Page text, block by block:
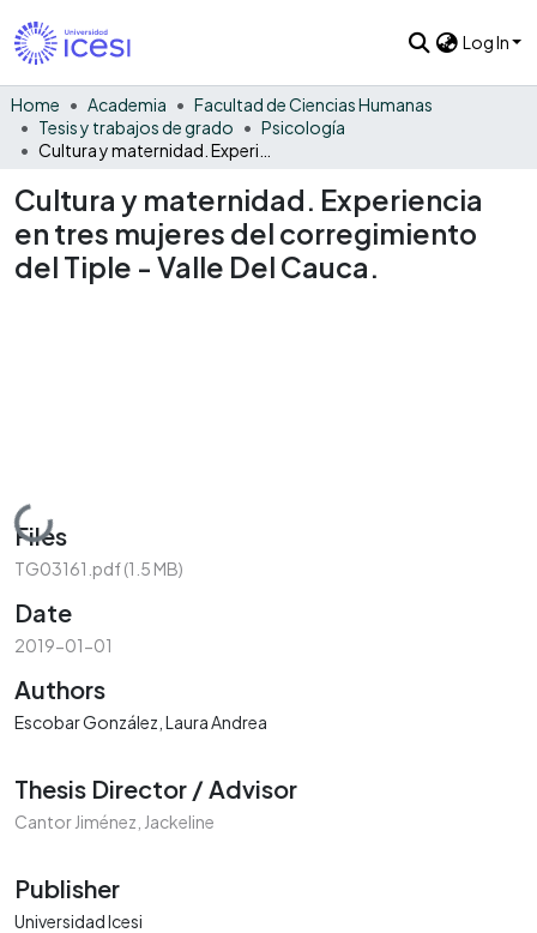
Log In
Home Academia
Facultad de Ciencias Humanas
Tesis y trabajos de grado
Psicología
Cultura y maternidad. Experiencia
en tres mujeres del corregimiento
del Tiple - Valle Del Cauca.
Loading...
Files
TG03161.pdf(1.5 MB)
Date
2019-01-01
Authors
Escobar González, Laura Andrea
Thesis Director / Advisor
Cantor Jiménez, Jackeline
Publisher
Universidad Icesi